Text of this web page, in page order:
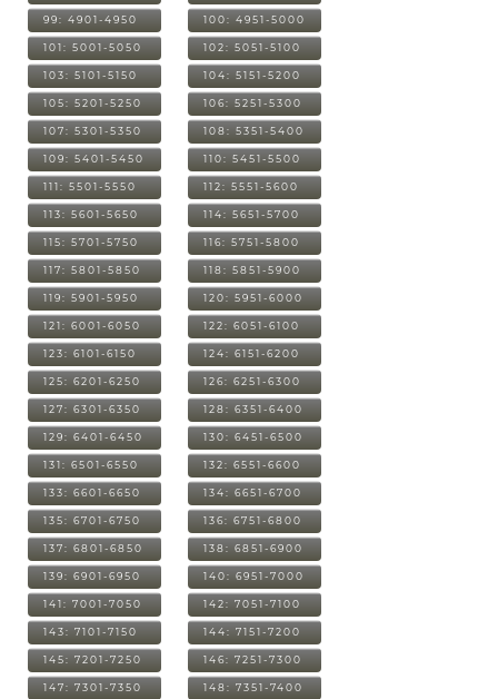
99: 4901-4950 100: 4951-5000
101: 5001-5050 102: 5051-5100
103: 5101-5150 104: 5151-5200
105: 5201-5250 106: 5251-5300
107: 5301-5350 108: 5351-5400
109: 5401-5450 110: 5451-5500
111: 5501-5550 112: 5551-5600
113: 5601-5650 114: 5651-5700
115: 5701-5750 116: 5751-5800
117: 5801-5850 118: 5851-5900
119: 5901-5950 120: 5951-6000
121: 6001-6050 122: 6051-6100
123: 6101-6150 124: 6151-6200
125: 6201-6250 126: 6251-6300
127: 6301-6350 128: 6351-6400
129: 6401-6450 130: 6451-6500
131: 6501-6550 132: 6551-6600
133: 6601-6650 134: 6651-6700
135: 6701-6750 136: 6751-6800
137: 6801-6850 138: 6851-6900
139: 6901-6950 140: 6951-7000
141: 7001-7050 142: 7051-7100
143: 7101-7150 144: 7151-7200
145: 7201-7250 146: 7251-7300
147: 7301-7350 148: 7351-7400